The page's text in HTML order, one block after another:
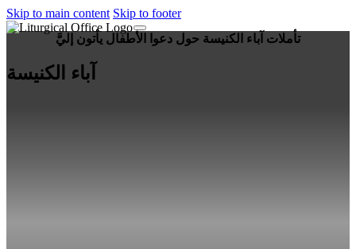
Skip to main content Skip to footer
تأملات آباء الكنيسة حول دعوا الأطفال يأتون إليَّ
آباء الكنيسة